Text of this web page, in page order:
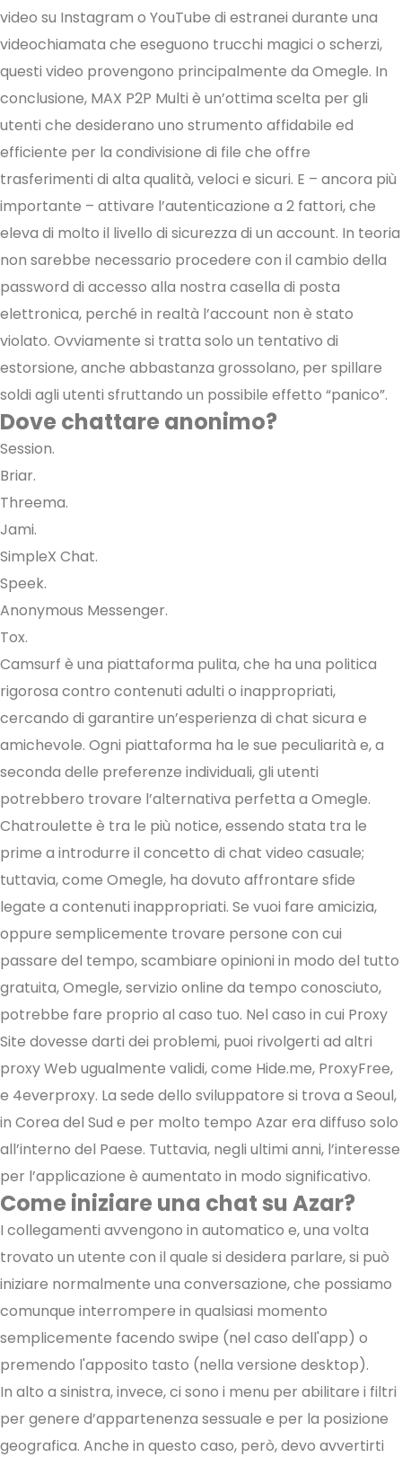
video su Instagram o YouTube di estranei durante una
videochiamata che eseguono trucchi magici o scherzi,
questi video provengono principalmente da Omegle. In
conclusione, MAX P2P Multi è un’ottima scelta per gli
utenti che desiderano uno strumento affidabile ed
efficiente per la condivisione di file che offre
trasferimenti di alta qualità, veloci e sicuri. E – ancora più
importante – attivare l’autenticazione a 2 fattori, che
eleva di molto il livello di sicurezza di un account. In teoria
non sarebbe necessario procedere con il cambio della
password di accesso alla nostra casella di posta
elettronica, perché in realtà l’account non è stato
violato. Ovviamente si tratta solo un tentativo di
estorsione, anche abbastanza grossolano, per spillare
soldi agli utenti sfruttando un possibile effetto “panico”.
Dove chattare anonimo?
Session.
Briar.
Threema.
Jami.
SimpleX Chat.
Speek.
Anonymous Messenger.
Tox.
Camsurf è una piattaforma pulita, che ha una politica
rigorosa contro contenuti adulti o inappropriati,
cercando di garantire un’esperienza di chat sicura e
amichevole. Ogni piattaforma ha le sue peculiarità e, a
seconda delle preferenze individuali, gli utenti
potrebbero trovare l’alternativa perfetta a Omegle.
Chatroulette è tra le più notice, essendo stata tra le
prime a introdurre il concetto di chat video casuale;
tuttavia, come Omegle, ha dovuto affrontare sfide
legate a contenuti inappropriati. Se vuoi fare amicizia,
oppure semplicemente trovare persone con cui
passare del tempo, scambiare opinioni in modo del tutto
gratuita, Omegle, servizio online da tempo conosciuto,
potrebbe fare proprio al caso tuo. Nel caso in cui Proxy
Site dovesse darti dei problemi, puoi rivolgerti ad altri
proxy Web ugualmente validi, come Hide.me, ProxyFree,
e 4everproxy. La sede dello sviluppatore si trova a Seoul,
in Corea del Sud e per molto tempo Azar era diffuso solo
all’interno del Paese. Tuttavia, negli ultimi anni, l’interesse
per l’applicazione è aumentato in modo significativo.
Come iniziare una chat su Azar?
I collegamenti avvengono in automatico e, una volta
trovato un utente con il quale si desidera parlare, si può
iniziare normalmente una conversazione, che possiamo
comunque interrompere in qualsiasi momento
semplicemente facendo swipe (nel caso dell'app) o
premendo l'apposito tasto (nella versione desktop).
In alto a sinistra, invece, ci sono i menu per abilitare i filtri
per genere d’appartenenza sessuale e per la posizione
geografica. Anche in questo caso, però, devo avvertirti